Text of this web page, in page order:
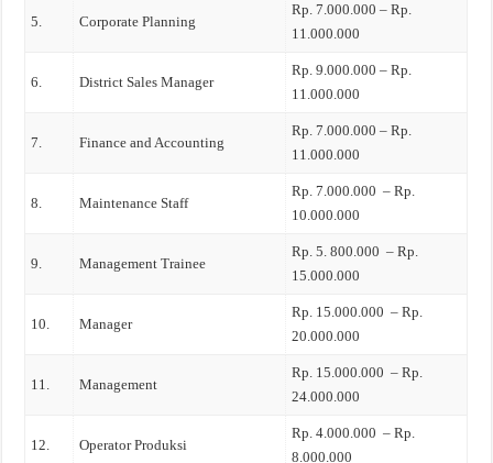
5. Corporate Planning
Rp. 7.000.000 – Rp.
11.000.000
6. District Sales Manager
Rp. 9.000.000 – Rp.
11.000.000
7. Finance and Accounting
Rp. 7.000.000 – Rp.
11.000.000
8. Maintenance Staff
Rp. 7.000.000 – Rp.
10.000.000
9. Management Trainee
Rp. 5. 800.000 – Rp.
15.000.000
10. Manager
Rp. 15.000.000 – Rp.
20.000.000
11. Management
Rp. 15.000.000 – Rp.
24.000.000
12. Operator Produksi
Rp. 4.000.000 – Rp.
8.000.000